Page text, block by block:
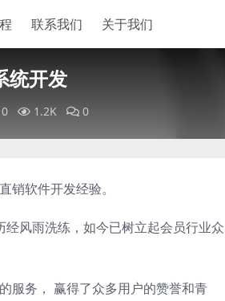
联系我们 关于我们
统开发
0 1.2K 0
软件开发经验。
风雨洗练，如今已树立起会员行业众
服务， 赢得了众多用户的赞誉和青